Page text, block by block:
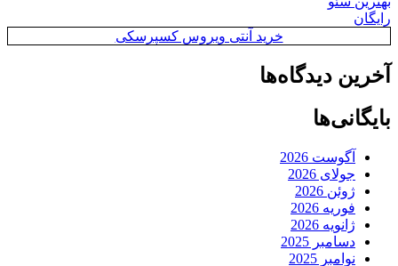
رایگان
خرید آنتی ویروس کسپرسکی
آخرین دیدگاه‌ها
بایگانی‌ها
آگوست 2026
جولای 2026
ژوئن 2026
فوریه 2026
ژانویه 2026
دسامبر 2025
نوامبر 2025